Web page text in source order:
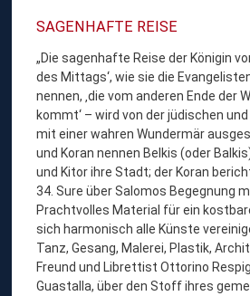
SAGENHAFTE REISE
„Die sagenhafte Reise der Königin
des Mittags‘, wie sie die
nennen, ‚die vom anderen Ende der
kommt‘ – wird von der jüdischen
mit einer wahren Wundermär
und Koran nennen Belkis (oder
und Kitor ihre Stadt; der Koran
34. Sure über Salomos Begegnung
Prachtvolles Material für ein
sich harmonisch alle Künste
Tanz, Gesang, Malerei, Plastik,
Freund und Librettist Ottorino
Guastalla, über den Stoff ihres